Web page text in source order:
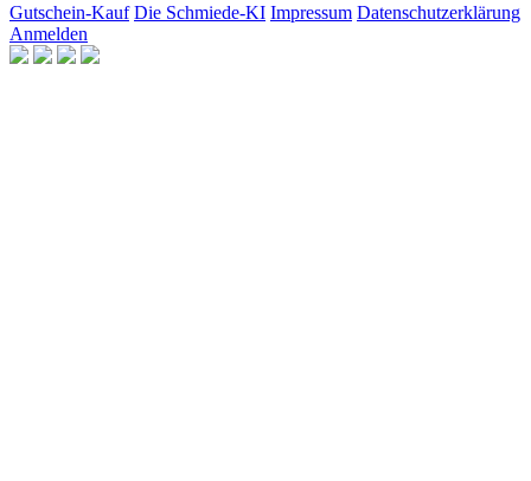
Gutschein-Kauf Die Schmiede-KI Impressum Datenschutzerklärung
Anmelden